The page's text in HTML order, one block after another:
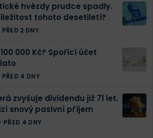
hvězdy prudce spadly.
tohoto desetiletí?
PŘED 2 DNY
000 Kč? Spořicí účet
PŘED 4 DNY
zvyšuje dividendu již 71 let.
snový pasivní příjem
PŘED 4 DNY